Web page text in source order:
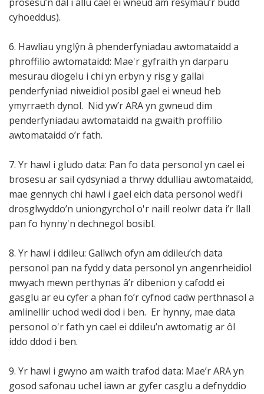
cyhoeddus).
6. Hawliau ynglŷn â phenderfyniadau awtomataidd a
phroffilio awtomataidd: Mae'r gyfraith yn darparu
mesurau diogelu i chi yn erbyn y risg y gallai
penderfyniad niweidiol posibl gael ei wneud heb
ymyrraeth dynol. Nid yw’r ARA yn gwneud dim
penderfyniadau awtomataidd na gwaith proffilio
awtomataidd o’r fath.
7. Yr hawl i gludo data: Pan fo data personol yn cael ei
brosesu ar sail cydsyniad a thrwy ddulliau awtomataidd,
mae gennych chi hawl i gael eich data personol wedi’i
drosglwyddo’n uniongyrchol o'r naill reolwr data i’r llall
pan fo hynny'n dechnegol bosibl.
8. Yr hawl i ddileu: Gallwch ofyn am ddileu’ch data
personol pan na fydd y data personol yn angenrheidiol
mwyach mewn perthynas â’r dibenion y cafodd ei
gasglu ar eu cyfer a phan fo’r cyfnod cadw perthnasol a
amlinellir uchod wedi dod i ben. Er hynny, mae data
personol o'r fath yn cael ei ddileu’n awtomatig ar ôl
iddo ddod i ben.
9. Yr hawl i gwyno am waith trafod data: Mae’r ARA yn
gosod safonau uchel iawn ar gyfer casglu a defnyddio